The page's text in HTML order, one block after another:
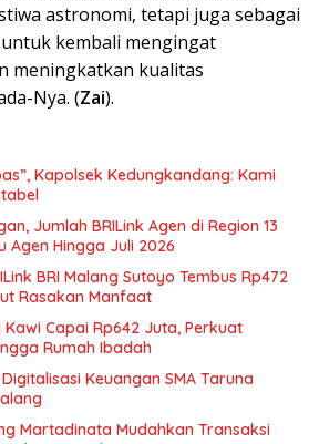
astronomi, tetapi juga sebagai
kembali mengingat
meningkatkan kualitas
Nya. (Zai).
Kapolsek Kedungkandang: Kami
Jumlah BRILink Agen di Region 13
Agen Hingga Juli 2026
BRI Malang Sutoyo Tembus Rp472
Rasakan Manfaat
Kawi Capai Rp642 Juta, Perkuat
Rumah Ibadah
Keuangan SMA Taruna
Martadinata Mudahkan Transaksi